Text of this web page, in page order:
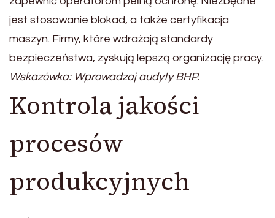
jest stosowanie blokad, a także certyfikacja
maszyn. Firmy, które wdrażają standardy
bezpieczeństwa, zyskują lepszą organizację pracy.
Wskazówka: Wprowadzaj audyty BHP.
Kontrola jakości
procesów
produkcyjnych